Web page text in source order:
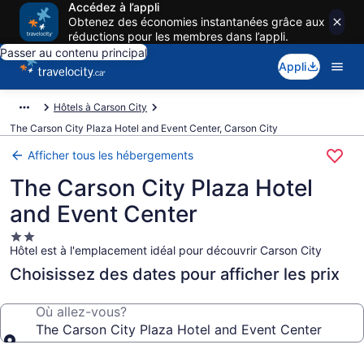
Accédez à l’appli
Obtenez des économies instantanées grâce aux
réductions pour les membres dans l’appli.
Passer au contenu principal
Appli
Hôtels à Carson City
The Carson City Plaza Hotel and Event Center, Carson City
Afficher tous les hébergements
The Carson City Plaza Hotel
and Event Center
Hébergement
2.0 étoiles
Hôtel est à l'emplacement idéal pour découvrir Carson City
Choisissez des dates pour afficher les prix
Où allez-vous?
The Carson City Plaza Hotel and Event Center